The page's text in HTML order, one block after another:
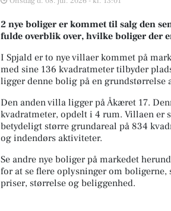
2 nye boliger er kommet til salg den
fulde overblik over, hvilke boliger der
I Spjald er to nye villaer kommet på
med sine 136 kvadratmeter tilbyder
ligger denne bolig på en grundstørrelse
Den anden villa ligger på Åkæret 17.
kvadratmeter, opdelt i 4 rum. Villaen er
betydeligt større grundareal på 834
og indendørs aktiviteter.
Se andre nye boliger på markedet
for at se flere oplysninger om
priser, størrelse og beliggenhed.